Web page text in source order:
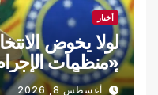
أخبار
لولا يخوض
«منظمات
أميركياً
أغسطس 8, 2026